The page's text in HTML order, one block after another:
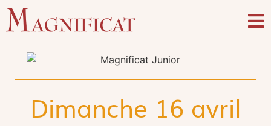
Dimanche 16 avril